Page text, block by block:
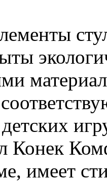
Конек
имеет